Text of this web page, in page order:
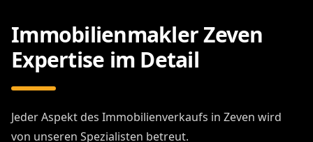
Immobilienmakler Zeven
Expertise im Detail
Jeder Aspekt des Immobilienverkaufs in Zeven wird
von unseren Spezialisten betreut.